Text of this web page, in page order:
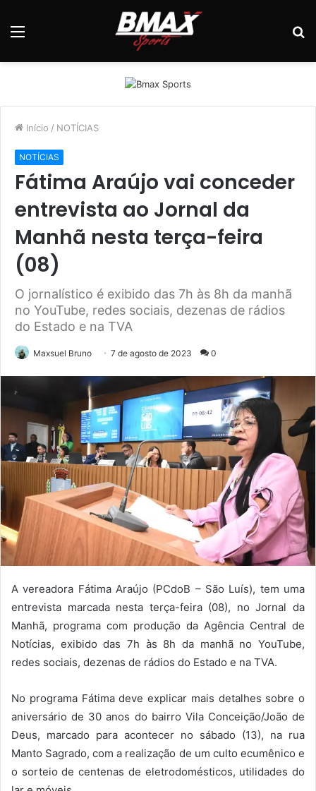
Início / NOTÍCIAS
NOTÍCIAS
Fátima Araújo vai conceder
entrevista ao Jornal da
Manhã nesta terça-feira
(08)
O jornalístico é exibido das 7h às 8h da manhã
no YouTube, redes sociais, dezenas de rádios
do Estado e na TVA
Maxsuel Bruno 7 de agosto de 2023 0
A vereadora Fátima Araújo (PCdoB – São Luís), tem uma
entrevista marcada nesta terça-feira (08), no Jornal da
Manhã, programa com produção da Agência Central de
Notícias, exibido das 7h às 8h da manhã no YouTube,
redes sociais, dezenas de rádios do Estado e na TVA.
No programa Fátima deve explicar mais detalhes sobre o
aniversário de 30 anos do bairro Vila Conceição/João de
Deus, marcado para acontecer no sábado (13), na rua
Manto Sagrado, com a realização de um culto ecumênico e
o sorteio de centenas de eletrodomésticos, utilidades do